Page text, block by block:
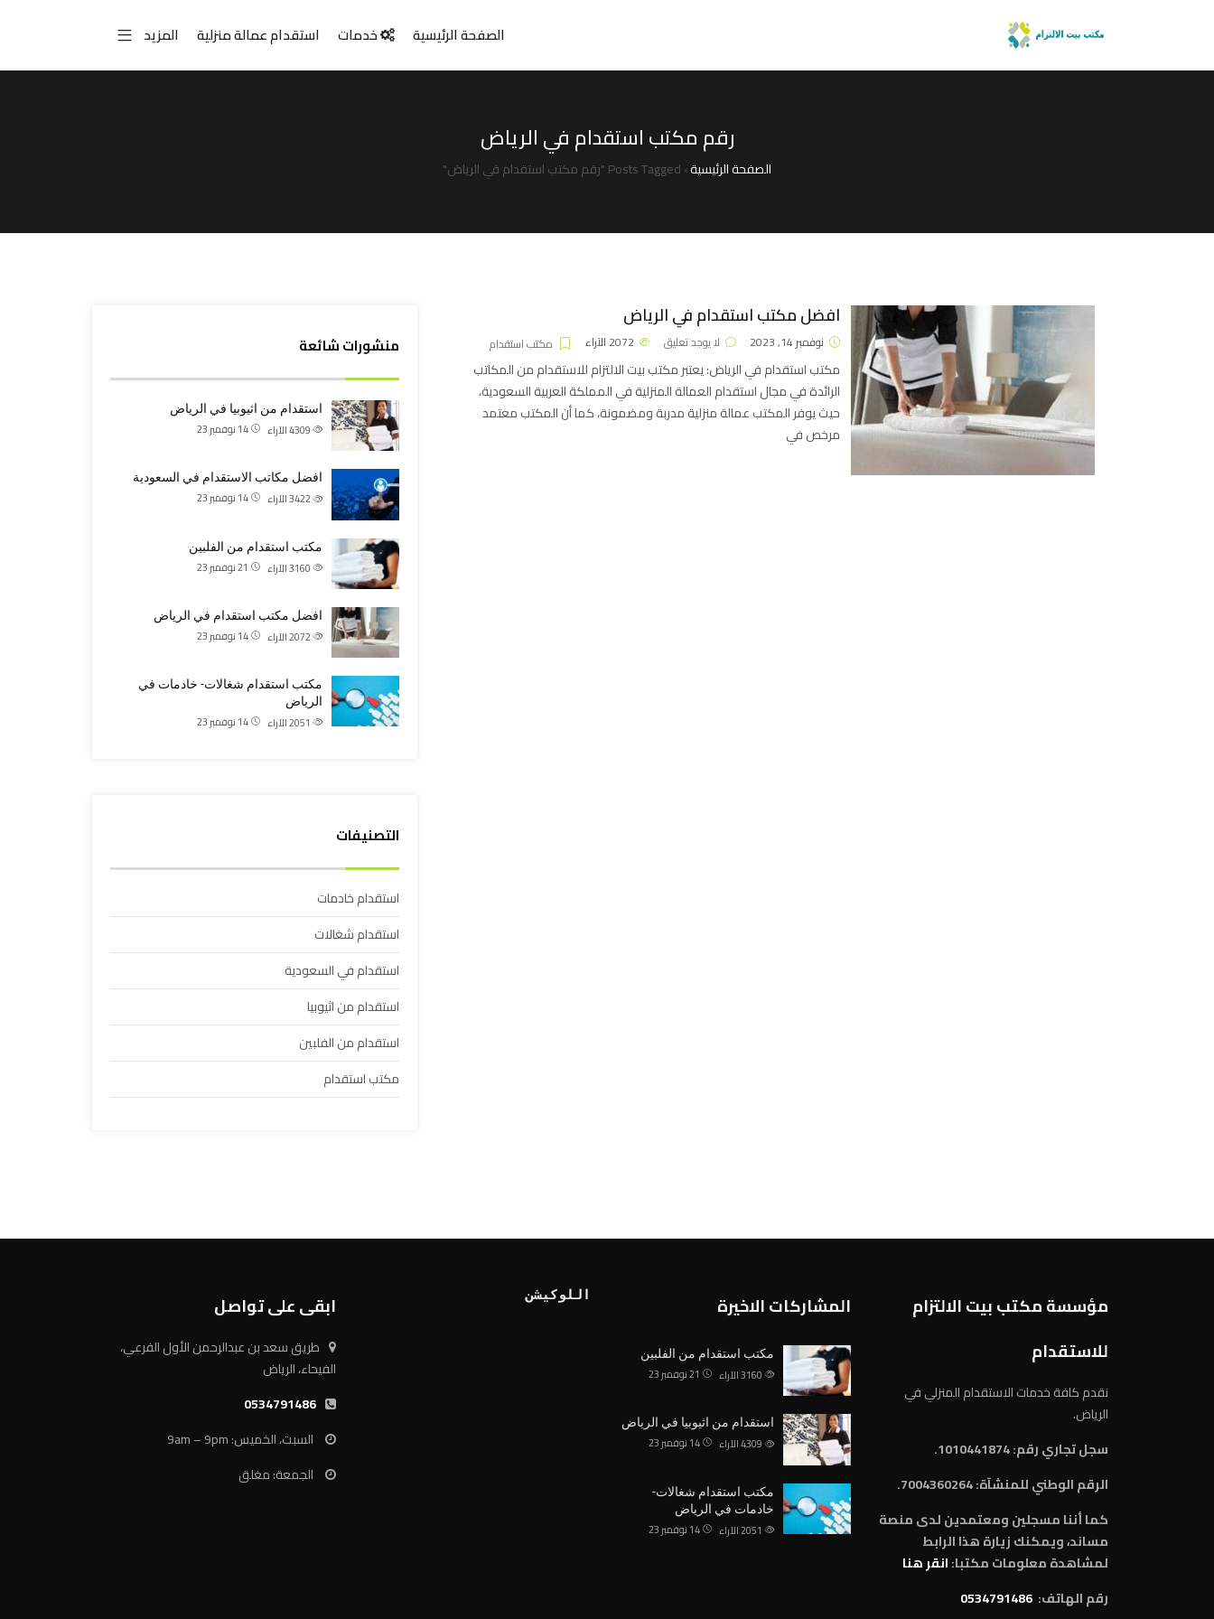
الصفحة الرئيسية خدمات استقدام عمالة منزلية المزيد
رقم مكتب استقدام في الرياض
الصفحة الرئيسية›Posts Tagged "رقم مكتب استقدام في الرياض"
افضل مكتب استقدام في الرياض
نوفمبر 14, 2023 مكتب استقدام لا يوجد تعليق الآراء
مكتب استقدام في الرياض: يعتبر مكتب بيت الالتزام للاستقدام من المكاتب
الرائدة في مجال استقدام العمالة المنزلية في المملكة العربية السعودية،
حيث يوفر المكتب عمالة منزلية مدربة ومضمونة، كما أن المكتب معتمد
مرخص في
منشورات شائعة
استقدام من اثيوبيا في الرياض
14 نوفمبر 23 الآراء
افضل مكاتب الاستقدام في السعودية
14 نوفمبر 23 الآراء
مكتب استقدام من الفلبين
21 نوفمبر 23 الآراء
افضل مكتب استقدام في الرياض
14 نوفمبر 23 الآراء
مكتب استقدام شغالات- خادمات في
الرياض
14 نوفمبر 23 الآراء
التصنيفات
استقدام خادمات
استقدام شغالات
استقدام في السعودية
استقدام من اثيوبيا
استقدام من الفلبين
مكتب استقدام
مؤسسة مكتب بيت الالتزام
للاستقدام
نقدم كافة خدمات الاستقدام المنزلي في
الرياض.
سجل تجاري رقم: 1010441874.
الرقم الوطني للمنشآة:7004360264.
كما أننا مسجلين ومعتمدين لدى منصة
مساند، ويمكنك زيارة هذا الرابط
لمشاهدة معلومات مكتبا:انقر هنا
رقم الهاتف: 0534791486
المشاركات الاخيرة
مكتب استقدام من الفلبين
21 نوفمبر 23 الآراء
استقدام من اثيوبيا في الرياض
14 نوفمبر 23 الآراء
مكتب استقدام شغالات-
خادمات في الرياض
14 نوفمبر 23 الآراء
اللوكيشن ابقى على تواصل
طريق سعد بن عبدالرحمن الأول الفرعي،
الفيحاء، الرياض
0534791486
السبت، الخميس: 9am – 9pm
الجمعة: مغلق